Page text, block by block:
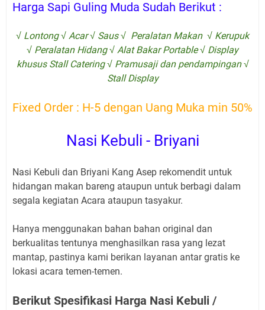
Harga Sapi Guling Muda Sudah Berikut :
√ Lontong √ Acar √ Saus √ Peralatan Makan √ Kerupuk
√ Peralatan Hidang √ Alat Bakar Portable √ Display
khusus Stall Catering √ Pramusaji dan pendampingan √
Stall Display
Fixed Order : H-5 dengan Uang Muka min 50%
Nasi Kebuli - Briyani
Nasi Kebuli dan Briyani Kang Asep rekomendit untuk
hidangan makan bareng ataupun untuk berbagi dalam
segala kegiatan Acara ataupun tasyakur.
Hanya menggunakan bahan bahan original dan
berkualitas tentunya menghasilkan rasa yang lezat
mantap, pastinya kami berikan layanan antar gratis ke
lokasi acara temen-temen.
Berikut Spesifikasi Harga Nasi Kebuli /